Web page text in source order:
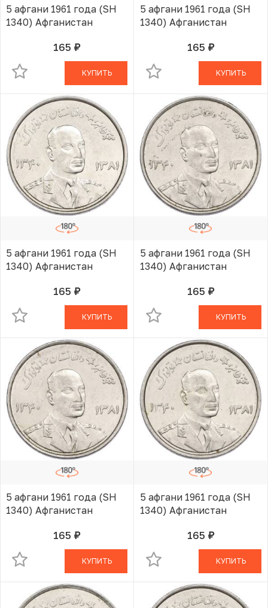
5 афгани 1961 года (SH
1340) Афганистан
165 руб.В КОРЗИНЕ
КУПИТЬ
5 афгани 1961 года (SH
1340) Афганистан
165 руб.В КОРЗИНЕ
КУПИТЬ
5 афгани 1961 года (SH
1340) Афганистан
165 руб.В КОРЗИНЕ
КУПИТЬ
5 афгани 1961 года (SH
1340) Афганистан
165 руб.В КОРЗИНЕ
КУПИТЬ
5 афгани 1961 года (SH
1340) Афганистан
165 руб.В КОРЗИНЕ
КУПИТЬ
5 афгани 1961 года (SH
1340) Афганистан
165 руб.В КОРЗИНЕ
КУПИТЬ